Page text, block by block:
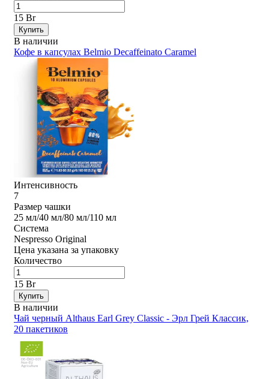
15 Br
Купить
В наличии
Кофе в капсулах Belmio Decaffeinato Caramel
Интенсивность
7
Размер чашки
25 мл/40 мл/80 мл/110 мл
Система
Nespresso Original
Цена указана за упаковку
Количество
15 Br
Купить
В наличии
Чай черный Althaus Earl Grey Classic - Эрл Грей Классик,
20 пакетиков